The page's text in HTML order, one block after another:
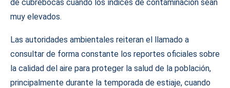
de cubrebocas cuando los índices de contaminación sean
muy elevados.
Las autoridades ambientales reiteran el llamado a
consultar de forma constante los reportes oficiales sobre
la calidad del aire para proteger la salud de la población,
principalmente durante la temporada de estiaje, cuando